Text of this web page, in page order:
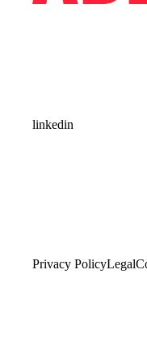
linkedin
Privacy PolicyLegal